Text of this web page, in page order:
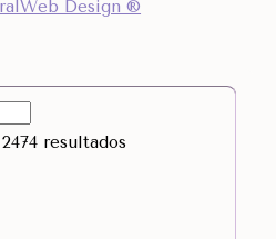
Design ®
resultados